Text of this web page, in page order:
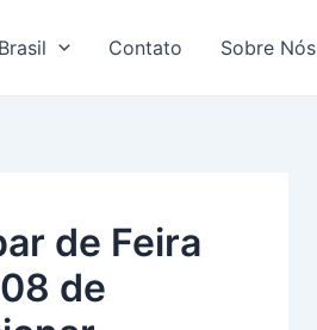
Contato Sobre Nós
de Feira
de